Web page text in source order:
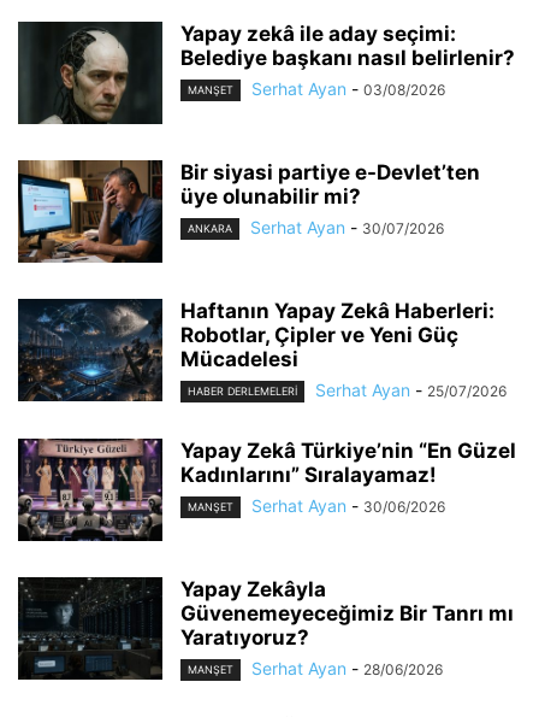
Yapay zekâ ile aday seçimi:
Belediye başkanı nasıl belirlenir?
MANŞET Serhat Ayan - 03/08/2026
Bir siyasi partiye e-Devlet’ten
üye olunabilir mi?
ANKARA Serhat Ayan - 30/07/2026
Haftanın Yapay Zekâ Haberleri:
Robotlar, Çipler ve Yeni Güç
Mücadelesi
HABER DERLEMELERI Serhat Ayan - 25/07/2026
Yapay Zekâ Türkiye’nin “En Güzel
Kadınlarını” Sıralayamaz!
MANŞET Serhat Ayan - 30/06/2026
Yapay Zekâyla
Güvenemeyeceğimiz Bir Tanrı mı
Yaratıyoruz?
MANŞET Serhat Ayan - 28/06/2026